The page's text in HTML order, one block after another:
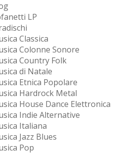
LP
Classica
Colonne Sonore
Country Folk
di Natale
Etnica Popolare
Hardrock Metal
House Dance Elettronica
Indie Alternative
Italiana
Jazz Blues
Pop